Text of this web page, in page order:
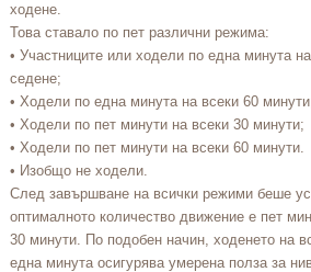
ходене.
Това ставало по пет различни режима:
• Участниците или ходели по една минута
седене;
• Ходели по една минута на всеки 60
• Ходели по пет минути на всеки 30 минути;
• Ходели по пет минути на всеки 60 минути.
• Изобщо не ходели.
След завършване на всички режими беше
оптималното количество движение е пет
30 минути. По подобен начин, ходенето на
една минута осигурява умерена полза за